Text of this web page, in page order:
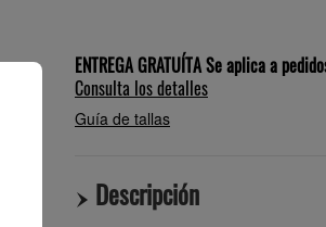
ENTREGA GRATUÍTA Se aplica a
Consulta los detalles
Guía de tallas
Descripción